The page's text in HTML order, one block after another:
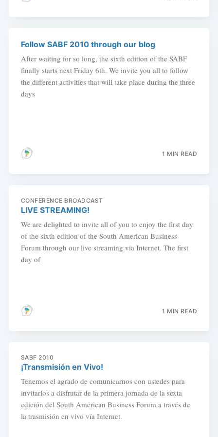
Follow SABF 2010 through our blog
After waiting for so long, the sixth edition of the SABF
finally starts next Friday 6th. We invite you all to follow
the different activities that will take place during the three
days
1 MIN READ
CONFERENCE BROADCAST
LIVE STREAMING!
We are delighted to invite all of you to enjoy the first day
of the sixth edition of the South American Business
Forum through our live streaming via Internet. The first
day of
1 MIN READ
SABF 2010
¡Transmisión en Vivo!
Tenemos el agrado de comunicarnos con ustedes para
invitarlos a disfrutar de la primera jornada de la sexta
edición del South American Business Forum a través de
la trasmisión en vivo vía Internet.